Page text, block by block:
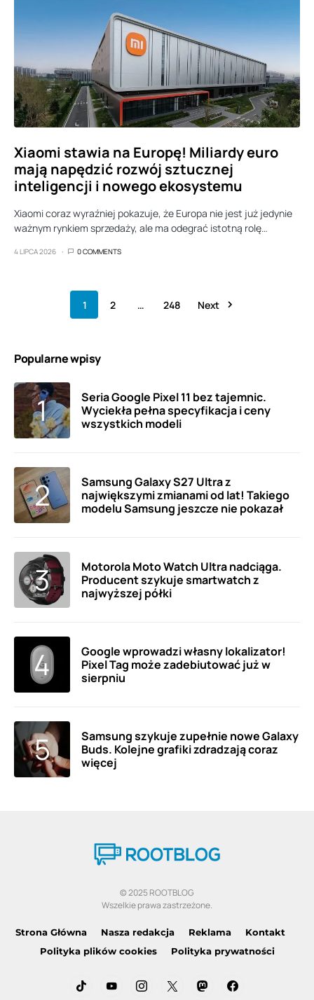
Xiaomi stawia na Europę! Miliardy euro
mają napędzić rozwój sztucznej
inteligencji i nowego ekosystemu
Xiaomi coraz wyraźniej pokazuje, że Europa nie jest już jedynie
ważnym rynkiem sprzedaży, ale ma odegrać istotną rolę…
4 LIPCA 2026 0 COMMENTS
1 2 … 248 Next
Popularne wpisy
Seria Google Pixel 11 bez tajemnic.
Wyciekła pełna specyfikacja i ceny
wszystkich modeli
Samsung Galaxy S27 Ultra z
największymi zmianami od lat! Takiego
modelu Samsung jeszcze nie pokazał
Motorola Moto Watch Ultra nadciąga.
Producent szykuje smartwatch z
najwyższej półki
Google wprowadzi własny lokalizator!
Pixel Tag może zadebiutować już w
sierpniu
Samsung szykuje zupełnie nowe Galaxy
Buds. Kolejne grafiki zdradzają coraz
więcej
© 2025 ROOTBLOG
Wszelkie prawa zastrzeżone.
Strona Główna Nasza redakcja Reklama
Kontakt
Polityka plików cookies
Polityka prywatności